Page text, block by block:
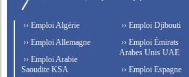
›› Emploi Algérie
›› Emploi Allemagne
›› Emploi Arabie
Saoudite KSA
›› Emploi Djibouti
›› Emploi Émirats
Arabes Unis UAE
›› Emploi Espagne